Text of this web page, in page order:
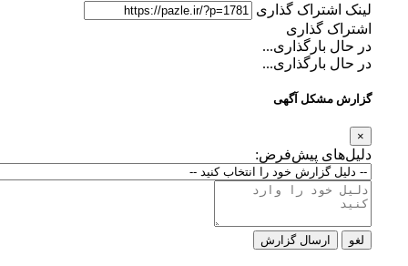
لینک اشتراک گذاری
اشتراک گذاری
در حال بارگذاری...
در حال بارگذاری...
گزارش مشکل آگهی
دلیل‌های پیش‌فرض:
ارسال گزارش